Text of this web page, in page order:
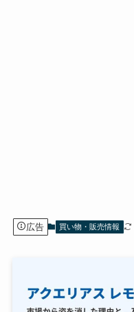
広告 買い物・販売情報